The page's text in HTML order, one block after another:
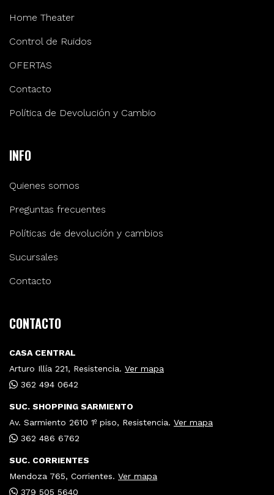
Home Theater
Control de Ruidos
OFERTAS
Contacto
Política de Devolución y Cambio
INFO
Quienes somos
Preguntas frecuentes
Políticas de devolución y cambios
Sucursales
Contacto
CONTACTO
CASA CENTRAL
Arturo Illía 221, Resistencia. Ver mapa
362 494 0642
SUC. SHOPPING SARMIENTO
Av. Sarmiento 2610 1º piso, Resistencia. Ver mapa
362 486 6762
SUC. CORRIENTES
Mendoza 765, Corrientes. Ver mapa
379 505 5640